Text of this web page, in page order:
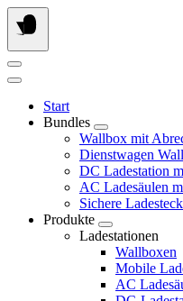
Springe
zum
Inhalt
Start
Bundles
Wallbox mit
Dienstwagen
DC Ladestation
AC Ladesäulen
Sichere
Produkte
Ladestationen
Wallboxen
Mobile
AC